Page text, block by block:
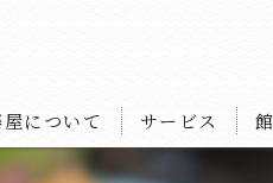
屋について サービス